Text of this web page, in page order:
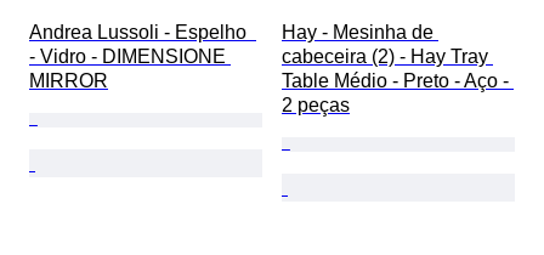
Andrea Lussoli - Espelho
- Vidro - DIMENSIONE
MIRROR
Hay - Mesinha de
cabeceira (2) - Hay Tray
Table Médio - Preto - Aço -
2 peças